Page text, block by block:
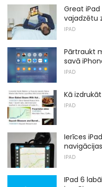
Great
vajadzētu
IPAD
Pārtraukt
savā
IPAD
Kā
IPAD
Ierīces
IPAD
IPad 6